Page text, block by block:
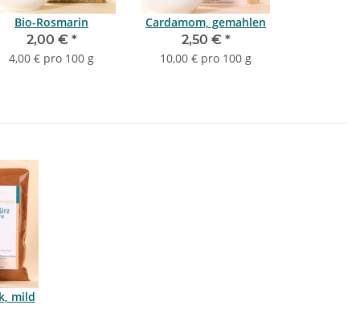
Bio-Rosmarin
2,00 € *
4,00 € pro 100 g
Cardamom, gemahlen
2,50 € *
10,00 € pro 100 g
mild